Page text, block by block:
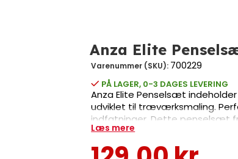
Anza Elite
Varenummer (SKU): 700229
PÅ LAGER, 0-3 DAGES LEVERING
Anza Elite Penselsæt
udviklet til træværksmaling.
indfatninger. Dette penselsæt
og gør-det-selv entusiaster.
giver dig den præcision og
Læs mere